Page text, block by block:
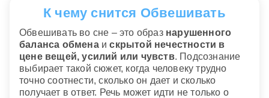
К чему снится Обвешивать
Обвешивать во сне – это образ нарушенного
баланса обменаискрытой нечестности в
цене вещей, усилий или чувств. Подсознание
выбирает такой сюжет, когда человеку трудно
точно соотнести, сколько он дает и сколько
получает в ответ. Речь может идти не только о